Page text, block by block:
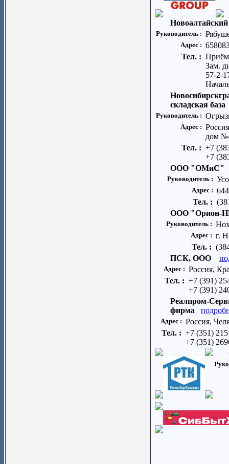
Руководитель :
Адрес :
Тел. :
Зам.
57-2-
складская база
Руководитель :
Адрес :
дом
Тел. : +7
+7
ООО "ОМиС"
Руководитель :
Адрес :
Тел. :
ООО "Орион-
Руководитель :
Адрес : г.
Тел. :
ПСК, ООО
Адрес : Россия,
Тел. : +7 (391)
+7 (391)
Реалпром-
фирма
Адрес : Россия,
Тел. : +7 (351)
+7 (351)